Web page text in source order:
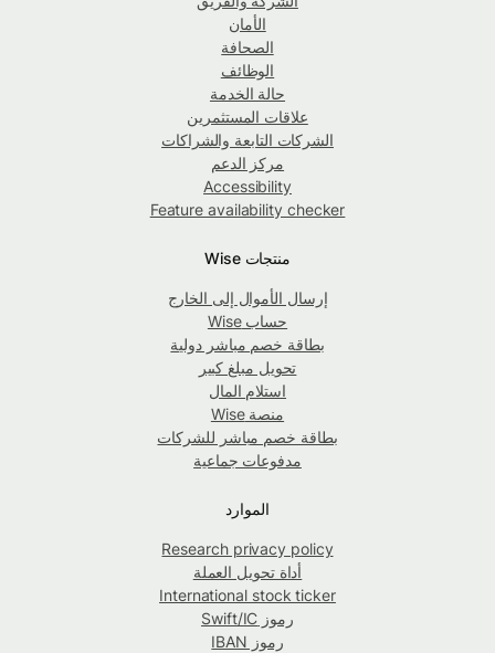
الأمان
الصحافة
الوظائف
حالة الخدمة
علاقات المستثمرين
الشركات التابعة والشراكات
مركز الدعم
Accessibility
Feature availability checker
منتجات Wise
إرسال الأموال إلى الخارج
حساب Wise
بطاقة خصم مباشر دولية
تحويل مبلغ كبير
استلام المال
منصة Wise
بطاقة خصم مباشر للشركات
مدفوعات جماعية
الموارد
Research privacy policy
أداة تحويل العملة
International stock ticker
رموز Swift/IC
رموز IBAN